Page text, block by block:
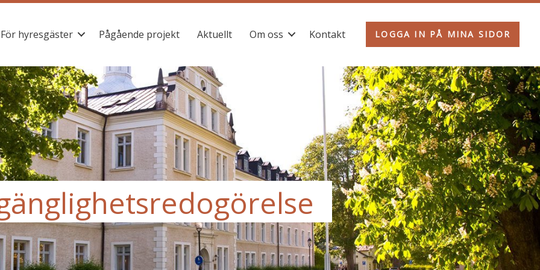
För hyresgäster Pågående projekt Aktuellt Om oss Kontakt LOGGA IN PÅ MINA SIDOR